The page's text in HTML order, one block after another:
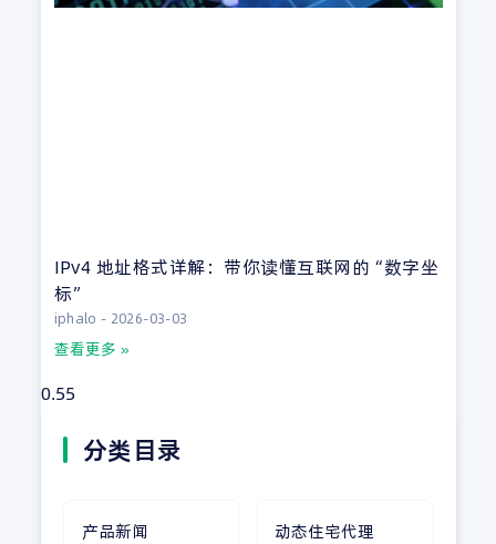
IPv4 地址格式详解：带你读懂互联网的“数字坐
标”
iphalo 2026-03-03
查看更多 »
分类目录
产品新闻 动态住宅代理